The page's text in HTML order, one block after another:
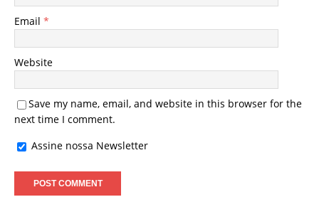
Email *
Website
Save my name, email, and website in this browser for the
next time I comment.
Assine nossa Newsletter